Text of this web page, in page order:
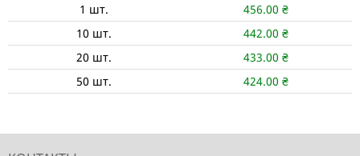
1 шт. 456.00 ₴
10 шт. 442.00 ₴
20 шт. 433.00 ₴
50 шт. 424.00 ₴